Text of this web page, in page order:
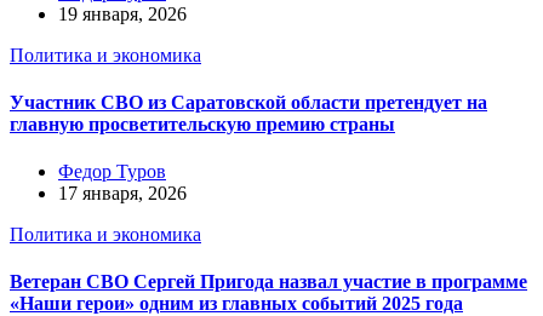
19 января, 2026
Политика и экономика
Участник СВО из Саратовской области претендует на
главную просветительскую премию страны
Федор Туров
17 января, 2026
Политика и экономика
Ветеран СВО Сергей Пригода назвал участие в программе
«Наши герои» одним из главных событий 2025 года